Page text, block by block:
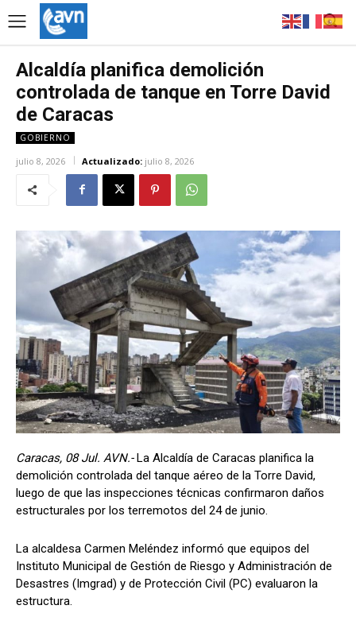
Alcaldía planifica demolición
controlada de tanque en Torre David
de Caracas
GOBIERNO
julio 8, 2026 Actualizado: julio 8, 2026
Caracas, 08 Jul. AVN.-La Alcaldía de Caracas planifica la
demolición controlada del tanque aéreo de la Torre David,
luego de que las inspecciones técnicas confirmaron daños
estructurales por los terremotos del 24 de junio.
La alcaldesa Carmen Meléndez informó que equipos del
Instituto Municipal de Gestión de Riesgo y Administración de
Desastres (Imgrad) y de Protección Civil (PC) evaluaron la
estructura.